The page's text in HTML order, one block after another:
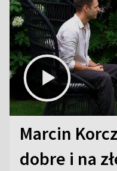
Marcin
dobre i na